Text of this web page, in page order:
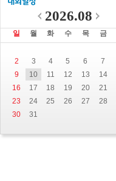
2026.08
일 월 화 수 목 금
2
3 4 5 6 7
9
10 11 12 13 14
16
17 18 19 20 21
23
24 25 26 27 28
30
31